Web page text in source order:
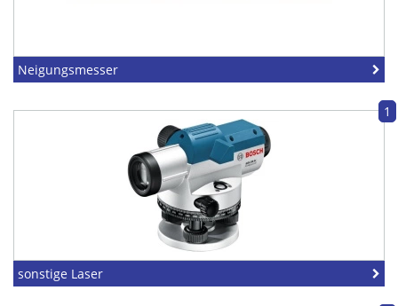
Neigungsmesser
1
sonstige Laser